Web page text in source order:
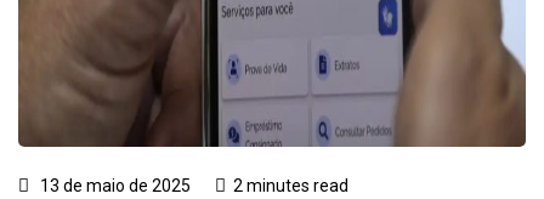
13 de maio de 2025 2 minutes read